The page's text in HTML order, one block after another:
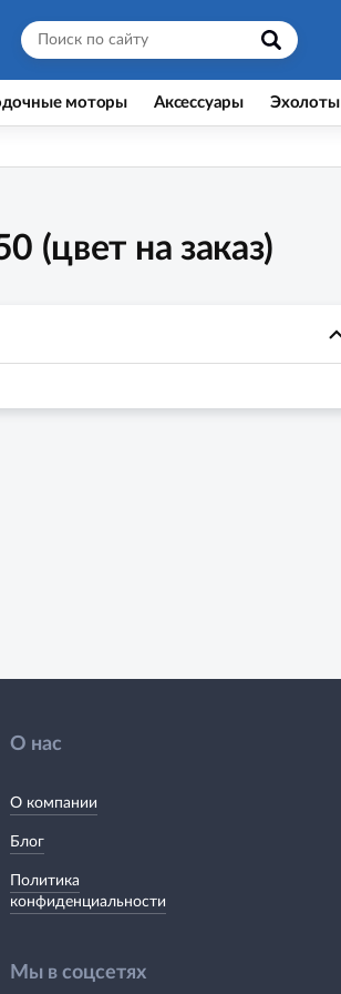
моторы Аксессуары Эхолоты
(цвет на заказ)
О нас
О компании
Блог
Политика
конфиденциальности
Мы в соцсетях